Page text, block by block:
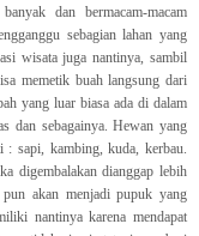
dan bermacam-macam
sebagian lahan yang
wisata juga nantinya, sambil
memetik buah langsung dari
yang luar biasa ada di dalam
dan sebagainya. Hewan yang
: sapi, kambing, kuda, kerbau.
digembalakan dianggap lebih
akan menjadi pupuk yang
nantinya karena mendapat